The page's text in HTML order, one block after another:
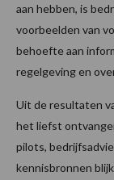
aan hebben, is
voorbeelden van
behoefte aan
regelgeving en
Uit de resultaten
het liefst
pilots,
kennisbronnen